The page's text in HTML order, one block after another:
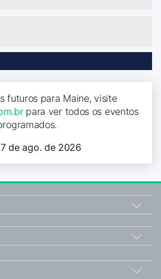
futuros para Maine, visite
para ver todos os eventos
de ago. de 2026